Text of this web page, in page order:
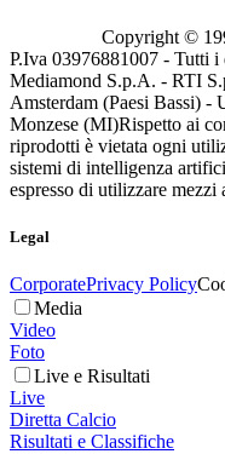
Copyright ©
P.Iva 03976881007 - Tutti
Mediamond S.p.A. - RTI
Amsterdam (Paesi Bassi)
Monzese (MI)Rispetto ai
riprodotti è vietata ogni
sistemi di intelligenza
espresso di utilizzare mezzi
Legal
CorporatePrivacy Policy
Media
Video
Foto
Live e Risultati
Live
Diretta Calcio
Risultati e Classifiche